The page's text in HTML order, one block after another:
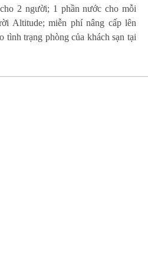
2 người; 1 phần nước cho mỗi
Altitude; miễn phí nâng cấp lên
tình trạng phòng của khách sạn tại